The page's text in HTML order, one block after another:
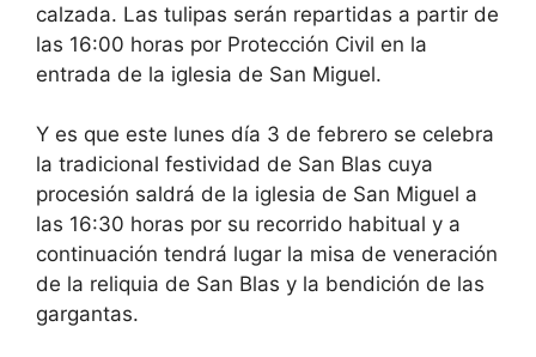
calzada. Las tulipas serán repartidas a partir de
las 16:00 horas por Protección Civil en la
entrada de la iglesia de San Miguel.
Y es que este lunes día 3 de febrero se celebra
la tradicional festividad de San Blas cuya
procesión saldrá de la iglesia de San Miguel a
las 16:30 horas por su recorrido habitual y a
continuación tendrá lugar la misa de veneración
de la reliquia de San Blas y la bendición de las
gargantas.